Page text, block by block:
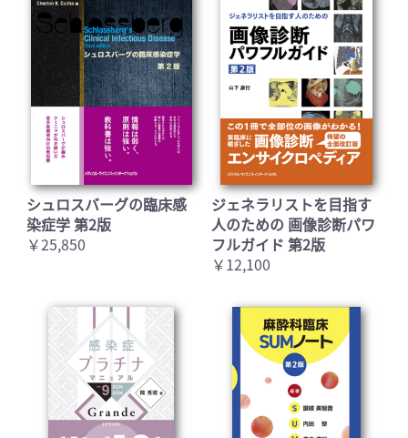
シュロスバーグの臨床感
染症学 第2版
￥25,850
ジェネラリストを目指す
人のための 画像診断パワ
フルガイド 第2版
￥12,100